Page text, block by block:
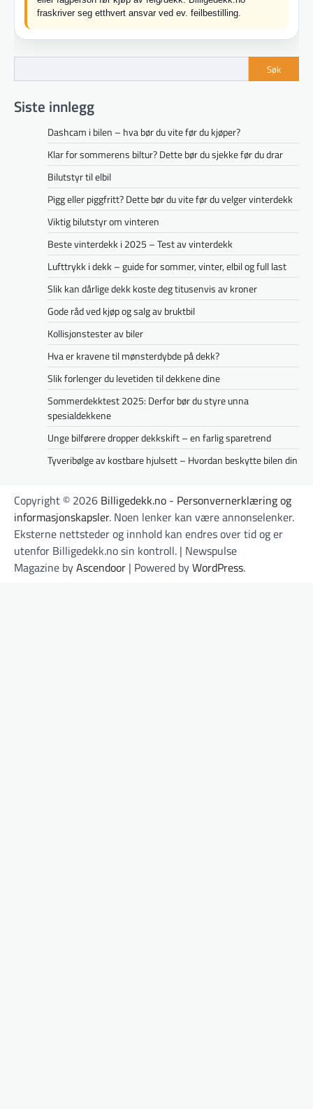
fraskriver seg etthvert ansvar ved ev. feilbestilling.
Søk
Siste innlegg
Dashcam i bilen – hva bør du vite før du kjøper?
Klar for sommerens biltur? Dette bør du sjekke før du drar
Bilutstyr til elbil
Pigg eller piggfritt? Dette bør du vite før du velger vinterdekk
Viktig bilutstyr om vinteren
Beste vinterdekk i 2025 – Test av vinterdekk
Lufttrykk i dekk – guide for sommer, vinter, elbil og full last
Slik kan dårlige dekk koste deg titusenvis av kroner
Gode råd ved kjøp og salg av bruktbil
Kollisjonstester av biler
Hva er kravene til mønsterdybde på dekk?
Slik forlenger du levetiden til dekkene dine
Sommerdekktest 2025: Derfor bør du styre unna
spesialdekkene
Unge bilførere dropper dekkskift – en farlig sparetrend
Tyveribølge av kostbare hjulsett – Hvordan beskytte bilen din
Copyright © 2026 Billigedekk.no - Personvernerklæring og
informasjonskapsler. Noen lenker kan være annonselenker.
Eksterne nettsteder og innhold kan endres over tid og er
utenfor Billigedekk.no sin kontroll. | Newspulse
Magazine byAscendoor | Powered byWordPress.